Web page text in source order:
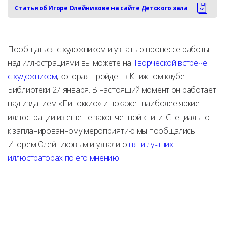
Статья об Игоре Олейникове на сайте Детского зала
Пообщаться с художником и узнать о процессе работы
над иллюстрациями вы можете на Творческой встрече
с художником, которая пройдет в Книжном клубе
Библиотеки 27 января. В настоящий момент он работает
над изданием «Пиноккио» и покажет наиболее яркие
иллюстрации из еще не законченной книги. Специально
к запланированному мероприятию мы пообщались
Игорем Олейниковым и узнали о пяти лучших
иллюстраторах по его мнению.